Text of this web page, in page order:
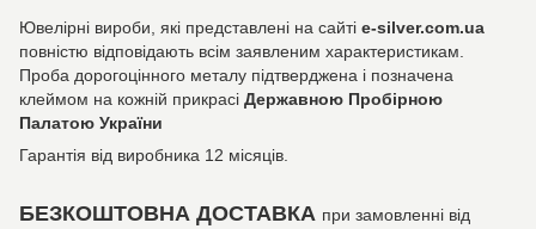
Ювелірні вироби, які представлені на сайті e-silver.com.ua
повністю відповідають всім заявленим характеристикам.
Проба дорогоцінного металу підтверджена і позначена
клеймом на кожній прикрасі Державною Пробірною
Палатою України
Гарантія від виробника 12 місяців.
БЕЗКОШТОВНА ДОСТАВКА при замовленні від